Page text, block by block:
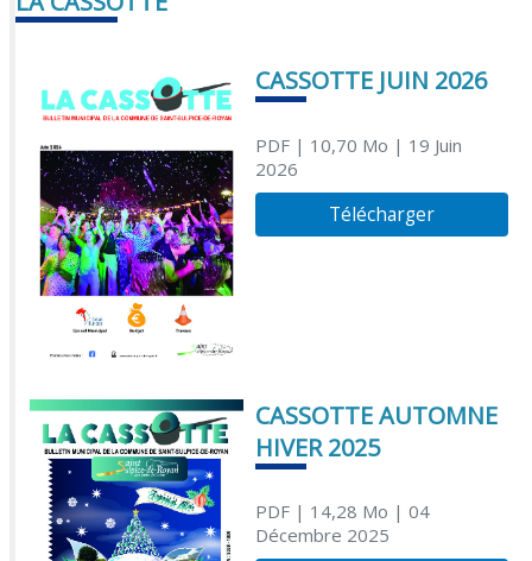
CASSOTTE JUIN 2026
PDF| 10,70 Mo | 19 Juin
2026
Télécharger
CASSOTTE AUTOMNE
HIVER 2025
PDF| 14,28 Mo | 04
Décembre 2025